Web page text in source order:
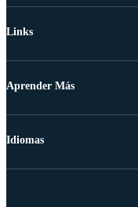
Links
Aprender Más
Idiomas